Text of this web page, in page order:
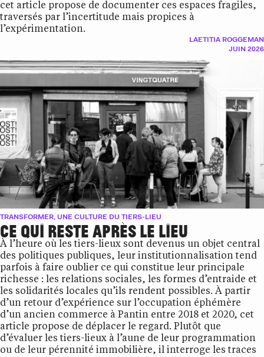
cet article propose de documenter ces espaces fragiles,
traversés par l’incertitude mais propices à
l’expérimentation.
LAETITIA ROGGEMAN
JUIN 2026
TRANSFORMER, UNE CULTURE DU TIERS-LIEU
CE QUI RESTE APRÈS LE LIEU
À l’heure où les tiers-lieux sont devenus un objet central
des politiques publiques, leur institutionnalisation tend
parfois à faire oublier ce qui constitue leur principale
richesse : les relations sociales, les formes d’entraide et
les solidarités locales qu’ils rendent possibles. À partir
d’un retour d’expérience sur l’occupation éphémère
d’un ancien commerce à Pantin entre 2018 et 2020, cet
article propose de déplacer le regard. Plutôt que
d’évaluer les tiers-lieux à l’aune de leur programmation
ou de leur pérennité immobilière, il interroge les traces